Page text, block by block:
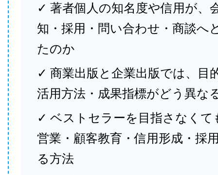
✓ 著者個人の知名度や信用が、
知・採用・問い合わせ・商談へ
たのか
✓ 商業出版と企業出版では、目
活用方法・成果指標がどう異な
✓ ベストセラーを目指さなくて
営業・顧客教育・信用形成・採
る方法